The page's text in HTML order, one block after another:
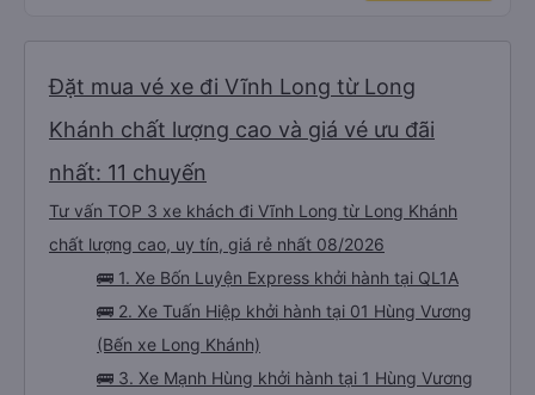
Đặt mua vé xe đi Vĩnh Long từ Long
Khánh chất lượng cao và giá vé ưu đãi
nhất: 11 chuyến
Tư vấn TOP 3 xe khách đi Vĩnh Long từ Long Khánh
chất lượng cao, uy tín, giá rẻ nhất 08/2026
🚌 1. Xe Bốn Luyện Express khởi hành tại QL1A
🚌 2. Xe Tuấn Hiệp khởi hành tại 01 Hùng Vương
(Bến xe Long Khánh)
🚌 3. Xe Mạnh Hùng khởi hành tại 1 Hùng Vương